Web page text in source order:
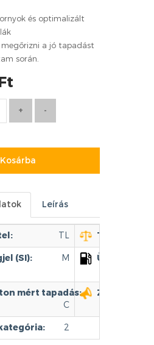
és optimalizált
a jó tapadást
során.
Kosárba
Leírás
TL
(SI):
M
mért tapadás:
C
Zajszint:
2